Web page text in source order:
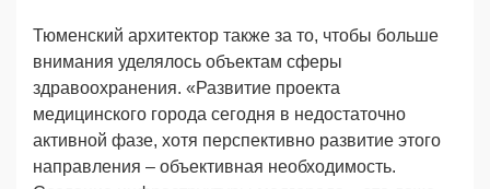
Тюменский архитектор также за то, чтобы больше
внимания уделялось объектам сферы
здравоохранения. «Развитие проекта
медицинского города сегодня в недостаточно
активной фазе, хотя перспективно развитие этого
направления – объективная необходимость.